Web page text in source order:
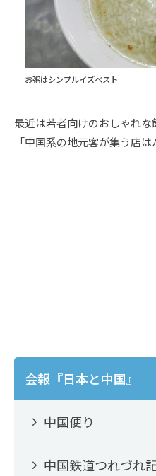
お粥はシンプルイズベスト
最近は若者向けのおしゃれ
「中国系の地元客が集う店
会報『日本と中国』
中国便り
中国鉄道つれづれ